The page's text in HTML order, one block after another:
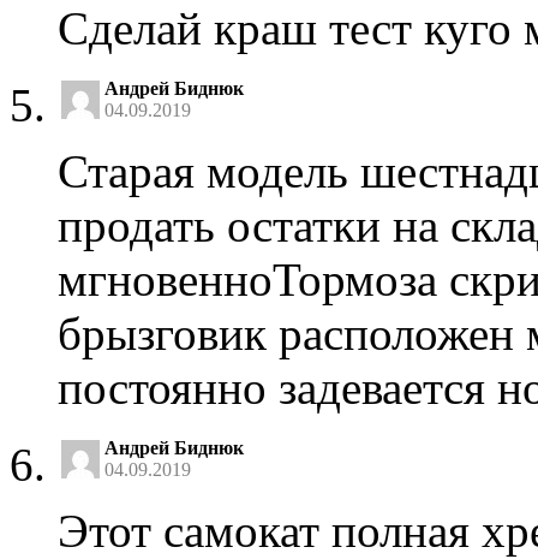
Сделай краш тест
Андрей Биднюк
04.09.2019
Старая модель
продать остатки на
мгновенноТормоза
брызговик
постоянно задевается
Андрей Биднюк
04.09.2019
Этот самокат полная